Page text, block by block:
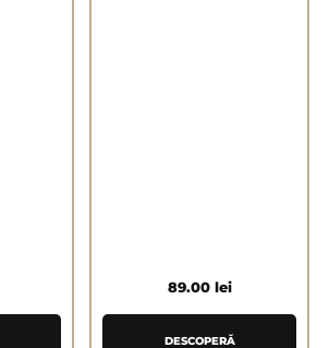
89.00 lei
DESCOPERĂ